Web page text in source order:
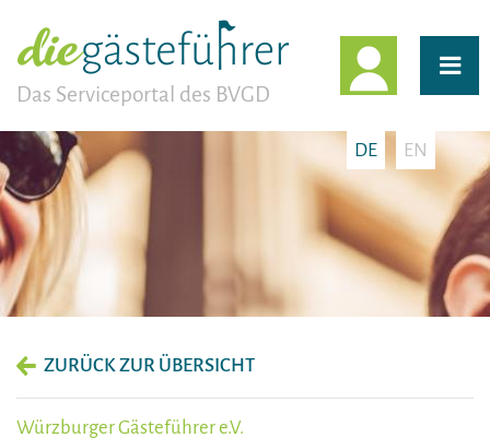
Das Serviceportal des BVGD
DE EN
ZURÜCK ZUR ÜBERSICHT
Würzburger Gästeführer e.V.